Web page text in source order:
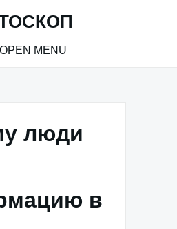
OPEN MENU
люди
в